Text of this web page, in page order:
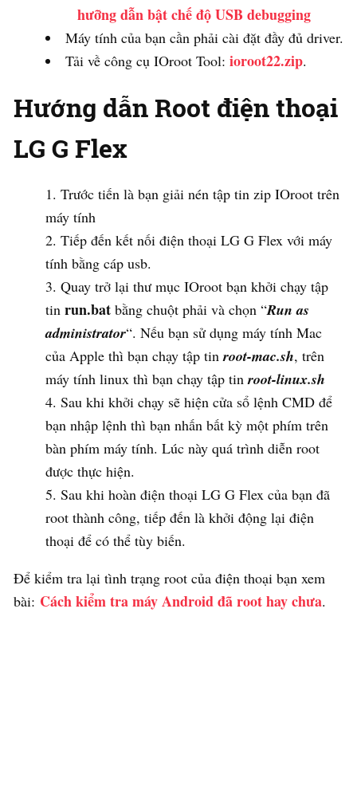
hưỡng dẫn bật chế độ USB debugging
Máy tính của bạn cần phải cài đặt đầy đủ driver.
Tải về công cụ IOroot Tool: ioroot22.zip.
Hướng dẫn Root điện thoại
LG G Flex
Trước tiến là bạn giải nén tập tin zip IOroot trên
máy tính
Tiếp đến kết nối điện thoại LG G Flex với máy
tính bằng cáp usb.
Quay trở lại thư mục IOroot bạn khởi chạy tập
tin run.bat bằng chuột phải và chọn “Run as
administrator“. Nếu bạn sử dụng máy tính Mac
của Apple thì bạn chạy tập tinroot-mac.sh, trên
máy tính linux thì bạn chạy tập tinroot-linux.sh
Sau khi khởi chạy sẽ hiện cửa sổ lệnh CMD để
bạn nhập lệnh thì bạn nhấn bất kỳ một phím trên
bàn phím máy tính. Lúc này quá trình diễn root
được thực hiện.
Sau khi hoàn điện thoại LG G Flex của bạn đã
root thành công, tiếp đến là khởi động lại điện
thoại để có thể tùy biến.
Để kiểm tra lại tình trạng root của điện thoại bạn xem
bài: Cách kiểm tra máy Android đã root hay chưa.